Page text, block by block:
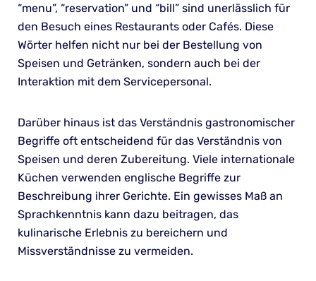
“menu”, “reservation” und “bill” sind unerlässlich für
den Besuch eines Restaurants oder Cafés. Diese
Wörter helfen nicht nur bei der Bestellung von
Speisen und Getränken, sondern auch bei der
Interaktion mit dem Servicepersonal.
Darüber hinaus ist das Verständnis gastronomischer
Begriffe oft entscheidend für das Verständnis von
Speisen und deren Zubereitung. Viele internationale
Küchen verwenden englische Begriffe zur
Beschreibung ihrer Gerichte. Ein gewisses Maß an
Sprachkenntnis kann dazu beitragen, das
kulinarische Erlebnis zu bereichern und
Missverständnisse zu vermeiden.